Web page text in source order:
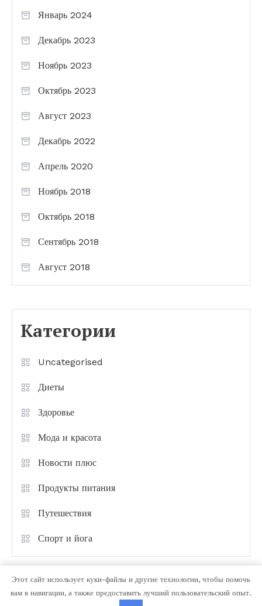
Январь 2024
Декабрь 2023
Ноябрь 2023
Октябрь 2023
Август 2023
Декабрь 2022
Апрель 2020
Ноябрь 2018
Октябрь 2018
Сентябрь 2018
Август 2018
Категории
Uncategorised
Диеты
Здоровье
Мода и красота
Новости плюс
Продукты питания
Путешествия
Спорт и йога
Этот сайт использует куки-файлы и другие технологии, чтобы помочь
вам в навигации, а также предоставить лучший пользовательский опыт.